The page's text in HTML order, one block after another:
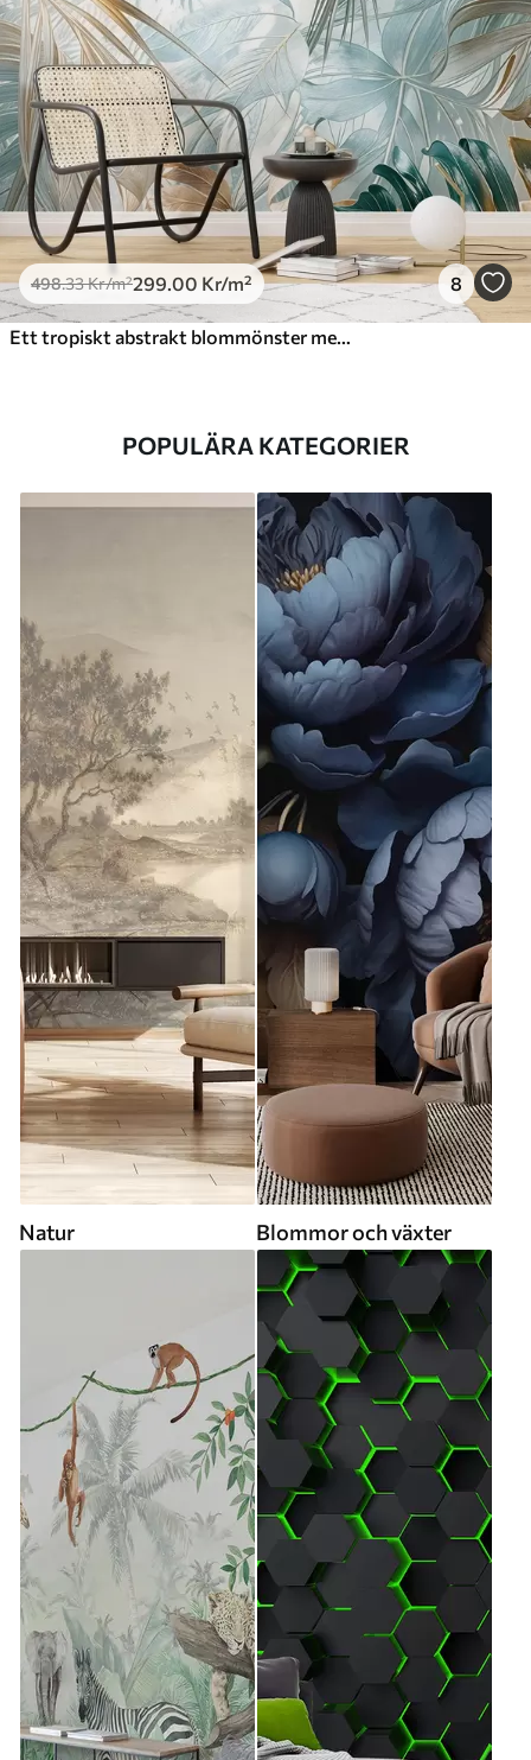
498.33Kr/m²299 .00 Kr/m² 8
POPULÄRA KATEGORIER
Natur Blommor och växter